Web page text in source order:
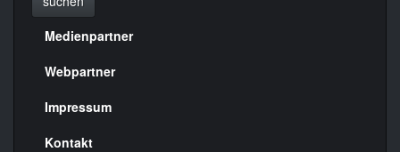
Menülinks
rechte
Seite
Medienpartner
Webpartner
Impressum
Kontakt